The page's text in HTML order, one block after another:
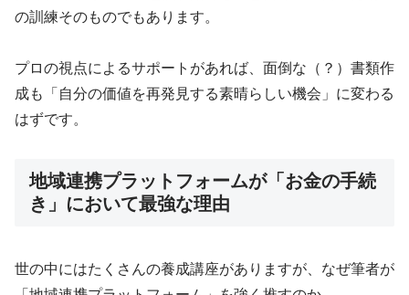
の訓練そのものでもあります。
プロの視点によるサポートがあれば、面倒な（？）書類作
成も「自分の価値を再発見する素晴らしい機会」に変わる
はずです。
地域連携プラットフォームが「お金の手続
き」において最強な理由
世の中にはたくさんの養成講座がありますが、なぜ筆者が